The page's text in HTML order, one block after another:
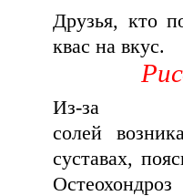
Друзья, кто
квас на вкус.
Из-за
солей
суставах,